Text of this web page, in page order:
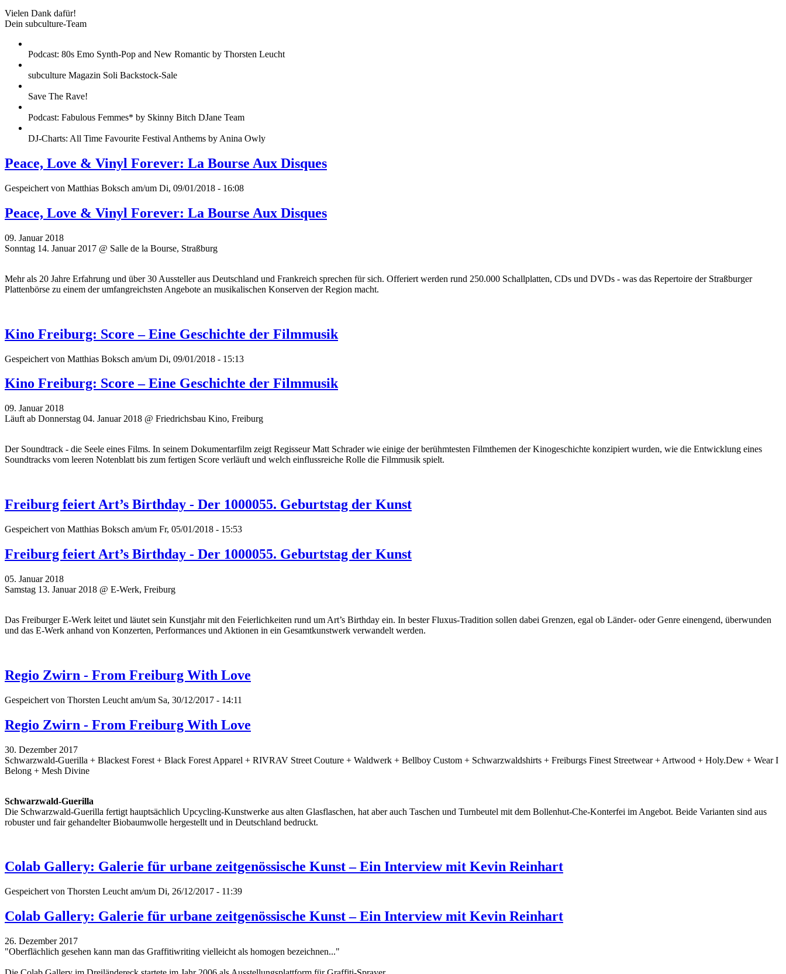
Vielen Dank dafür!
Dein subculture-Team
Podcast: 80s Emo Synth-Pop and New Romantic by Thorsten Leucht
subculture Magazin Soli Backstock-Sale
Save The Rave!
Podcast: Fabulous Femmes* by Skinny Bitch DJane Team
DJ-Charts: All Time Favourite Festival Anthems by Anina Owly
Peace, Love & Vinyl Forever: La Bourse Aux Disques
Gespeichert von Matthias Boksch am/um Di, 09/01/2018 - 16:08
Peace, Love & Vinyl Forever: La Bourse Aux Disques
09. Januar 2018
Sonntag 14. Januar 2017 @ Salle de la Bourse, Straßburg
Mehr als 20 Jahre Erfahrung und über 30 Aussteller aus Deutschland und Frankreich sprechen für sich. Offeriert werden rund 250.000 Schallplatten, CDs und DVDs - was das Repertoire der Straßburger
Plattenbörse zu einem der umfangreichsten Angebote an musikalischen Konserven der Region macht.
Kino Freiburg: Score – Eine Geschichte der Filmmusik
Gespeichert von Matthias Boksch am/um Di, 09/01/2018 - 15:13
Kino Freiburg: Score – Eine Geschichte der Filmmusik
09. Januar 2018
Läuft ab Donnerstag 04. Januar 2018 @ Friedrichsbau Kino, Freiburg
Der Soundtrack - die Seele eines Films. In seinem Dokumentarfilm zeigt Regisseur Matt Schrader wie einige der berühmtesten Filmthemen der Kinogeschichte konzipiert wurden, wie die Entwicklung eines
Soundtracks vom leeren Notenblatt bis zum fertigen Score verläuft und welch einflussreiche Rolle die Filmmusik spielt.
Freiburg feiert Art’s Birthday - Der 1000055. Geburtstag der Kunst
Gespeichert von Matthias Boksch am/um Fr, 05/01/2018 - 15:53
Freiburg feiert Art’s Birthday - Der 1000055. Geburtstag der Kunst
05. Januar 2018
Samstag 13. Januar 2018 @ E-Werk, Freiburg
Das Freiburger E-Werk leitet und läutet sein Kunstjahr mit den Feierlichkeiten rund um Art’s Birthday ein. In bester Fluxus-Tradition sollen dabei Grenzen, egal ob Länder- oder Genre einengend, überwunden
und das E-Werk anhand von Konzerten, Performances und Aktionen in ein Gesamtkunstwerk verwandelt werden.
Regio Zwirn - From Freiburg With Love
Gespeichert von Thorsten Leucht am/um Sa, 30/12/2017 - 14:11
Regio Zwirn - From Freiburg With Love
30. Dezember 2017
Schwarzwald-Guerilla + Blackest Forest + Black Forest Apparel + RIVRAV Street Couture + Waldwerk + Bellboy Custom + Schwarzwaldshirts + Freiburgs Finest Streetwear + Artwood + Holy.Dew + Wear I
Belong + Mesh Divine
Schwarzwald-Guerilla
Die Schwarzwald-Guerilla fertigt hauptsächlich Upcycling-Kunstwerke aus alten Glasflaschen, hat aber auch Taschen und Turnbeutel mit dem Bollenhut-Che-Konterfei im Angebot. Beide Varianten sind aus
robuster und fair gehandelter Biobaumwolle hergestellt und in Deutschland bedruckt.
Colab Gallery: Galerie für urbane zeitgenössische Kunst – Ein Interview mit Kevin Reinhart
Gespeichert von Thorsten Leucht am/um Di, 26/12/2017 - 11:39
Colab Gallery: Galerie für urbane zeitgenössische Kunst – Ein Interview mit Kevin Reinhart
26. Dezember 2017
"Oberflächlich gesehen kann man das Graffitiwriting vielleicht als homogen bezeichnen..."